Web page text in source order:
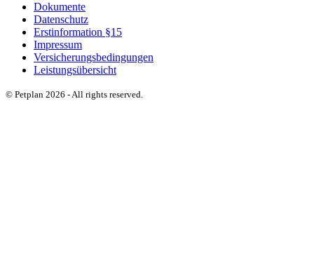
Dokumente
Datenschutz
Erstinformation §15
Impressum
Versicherungsbedingungen
Leistungsübersicht
© Petplan 2026 - All rights reserved.